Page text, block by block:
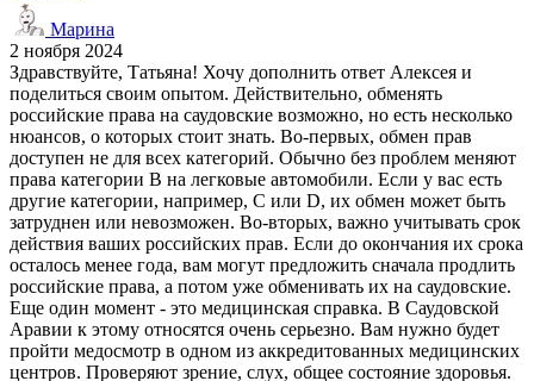
Марина
2 ноября 2024
Здравствуйте, Татьяна! Хочу дополнить ответ Алексея и
поделиться своим опытом. Действительно, обменять
российские права на саудовские возможно, но есть несколько
нюансов, о которых стоит знать. Во-первых, обмен прав
доступен не для всех категорий. Обычно без проблем меняют
права категории B на легковые автомобили. Если у вас есть
другие категории, например, C или D, их обмен может быть
затруднен или невозможен. Во-вторых, важно учитывать срок
действия ваших российских прав. Если до окончания их срока
осталось менее года, вам могут предложить сначала продлить
российские права, а потом уже обменивать их на саудовские.
Еще один момент - это медицинская справка. В Саудовской
Аравии к этому относятся очень серьезно. Вам нужно будет
пройти медосмотр в одном из аккредитованных медицинских
центров. Проверяют зрение, слух, общее состояние здоровья.